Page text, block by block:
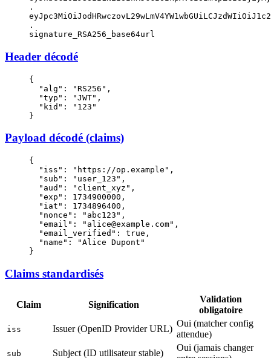
.
.
signature_RSA256_base64url
Header décodé
{
  "alg"
: "RS256" ,
  "typ"
: "JWT" ,
  "kid"
:
"123"
}
Payload décodé (claims)
{
  "iss"
: "https://op.example" ,
  "sub"
: "user_123" ,
  "aud"
: "client_xyz" ,
  "exp"
: 1734900000 ,
  "iat"
: 1734896400 ,
  "nonce"
: "abc123" ,
  "email"
: "alice@example.com" ,
  "email_verified"
: true ,
  "name"
:
"Alice Dupont"
}
Claims standardisés
Claim Signification
Validation
obligatoire
iss Issuer (OpenID Provider URL)
Oui (matcher config
attendue)
sub Subject (ID utilisateur stable)
Oui (jamais changer